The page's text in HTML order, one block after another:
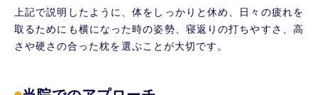
上記で説明したように、体をしっかりと休め、日々の疲れを
取るためにも横になった時の姿勢、寝返りの打ちやすさ、高
さや硬さの合った枕を選ぶことが大切です。